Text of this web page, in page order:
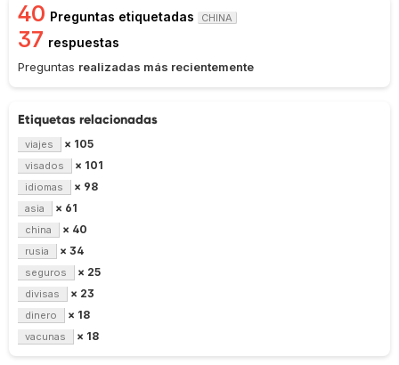
40 Preguntas etiquetadas CHINA
37 respuestas
Preguntas realizadas más recientemente
Etiquetas relacionadas
viajes × 105
visados × 101
idiomas × 98
asia × 61
china × 40
rusia × 34
seguros × 25
divisas × 23
dinero × 18
vacunas × 18